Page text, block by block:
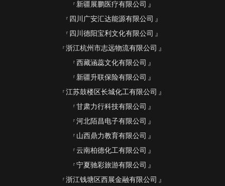
新疆展鹏医疗有限公司
四川广安汇达能源有限公司
四川德阳宝利文化有限公司
浙江杭州市志远物流有限公司
西藏涵蕊文化有限公司
新疆升联保险有限公司
江苏鼓楼区长城化工有限公司
甘肃力行科技有限公司
河北陌昌电子有限公司
山西鼎力教育有限公司
云南柏德化工有限公司
宁夏驰彩旅游有限公司
浙江钱塘区西展金融有限公司